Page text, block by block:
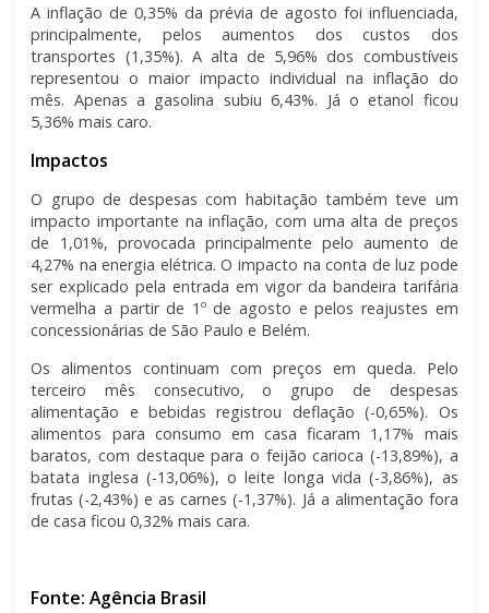
A inflação de 0,35% da prévia de agosto foi influenciada,
principalmente, pelos aumentos dos custos dos
transportes (1,35%). A alta de 5,96% dos combustíveis
representou o maior impacto individual na inflação do
mês. Apenas a gasolina subiu 6,43%. Já o etanol ficou
5,36% mais caro.
Impactos
O grupo de despesas com habitação também teve um
impacto importante na inflação, com uma alta de preços
de 1,01%, provocada principalmente pelo aumento de
4,27% na energia elétrica. O impacto na conta de luz pode
ser explicado pela entrada em vigor da bandeira tarifária
vermelha a partir de 1º de agosto e pelos reajustes em
concessionárias de São Paulo e Belém.
Os alimentos continuam com preços em queda. Pelo
terceiro mês consecutivo, o grupo de despesas
alimentação e bebidas registrou deflação (-0,65%). Os
alimentos para consumo em casa ficaram 1,17% mais
baratos, com destaque para o feijão carioca (-13,89%), a
batata inglesa (-13,06%), o leite longa vida (-3,86%), as
frutas (-2,43%) e as carnes (-1,37%). Já a alimentação fora
de casa ficou 0,32% mais cara.
Fonte: Agência Brasil